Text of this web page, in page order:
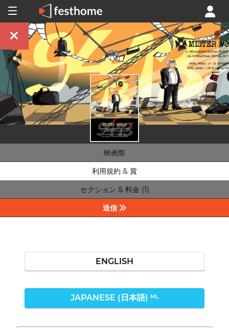
映画祭
利用規約 & 賞
セクション & 料金 (1)
送信
ENGLISH
JAPANESE (日本語) ML